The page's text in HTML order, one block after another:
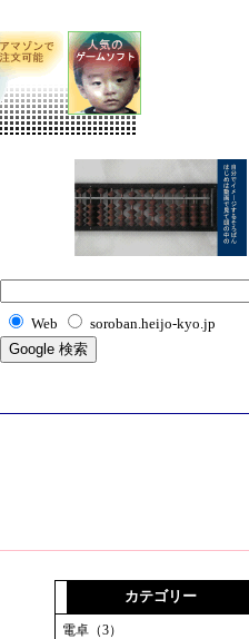
Web soroban.heijo-kyo.jp
カテゴリー
電卓（3）